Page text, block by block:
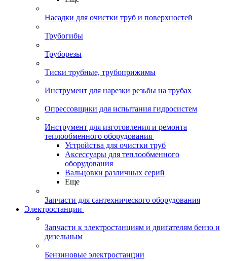
Насадки для очистки труб и поверхностей
Трубогибы
Труборезы
Тиски трубные, трубоприжимы
Инструмент для нарезки резьбы на трубах
Опрессовщики для испытания гидросистем
Инструмент для изготовления и ремонта
теплообменного оборудования
Устройства для очистки труб
Аксессуары для теплообменного
оборудования
Вальцовки различных серий
Еще
Запчасти для сантехнического оборудования
Электростанции
Запчасти к электростанциям и двигателям бензо и
дизельным
Бензиновые электростанции